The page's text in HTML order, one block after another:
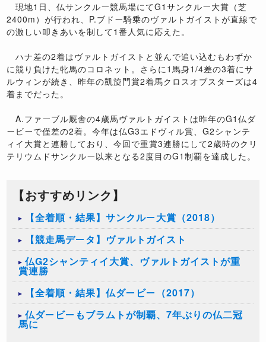
現地1日、仏サンクルー競馬場にてG1サンクルー大賞（芝
2400m）が行われ、P.ブドー騎乗のヴァルトガイストが直線で
の激しい叩きあいを制して1番人気に応えた。
ハナ差の2着はヴァルトガイストと並んで追い込むもわずか
に競り負けた牝馬のコロネット。さらに1馬身1/4差の3着にサ
ルウィンが続き、昨年の凱旋門賞2着馬クロスオブスターズは4
着までだった。
A.ファーブル厩舎の4歳馬ヴァルトガイストは昨年のG1仏ダ
ービーで僅差の2着。今年は仏G3エドヴィル賞、G2シャンテ
ィイ大賞と連勝しており、今回で重賞3連勝にして2歳時のクリ
テリウムドサンクルー以来となる2度目のG1制覇を達成した。
【おすすめリンク】
【全着順・結果】サンクルー大賞（2018）
【競走馬データ】ヴァルトガイスト
​仏G2シャンティイ大賞、ヴァルトガイストが重
賞連勝
【全着順・結果】仏ダービー（2017）
仏ダービーもブラムトが制覇、7年ぶりの仏二冠
馬に